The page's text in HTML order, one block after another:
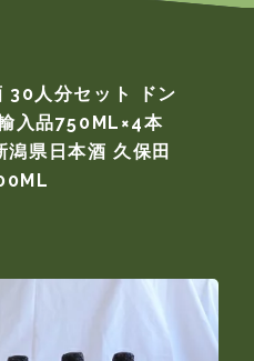
30人分セット ドン
入品750ML×4本
県日本酒 久保田